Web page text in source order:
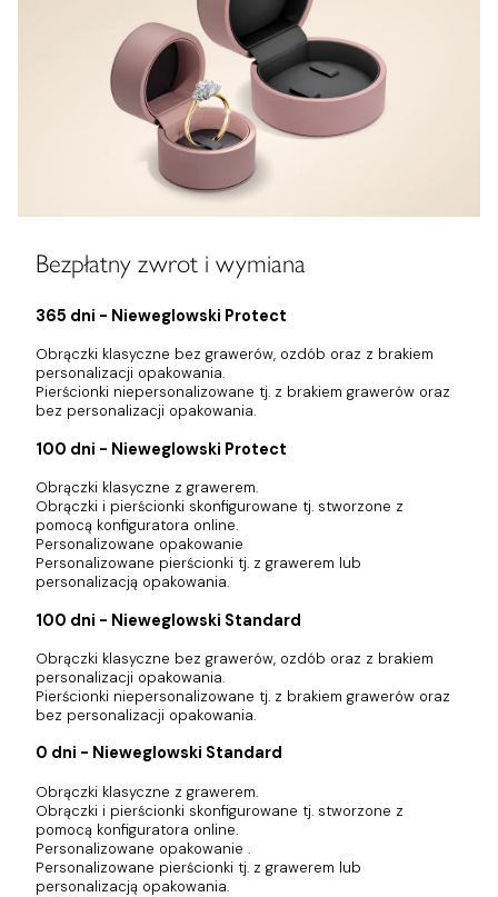
Bezpłatny zwrot i wymiana
365 dni - Nieweglowski Protect
Obrączki klasyczne bez grawerów, ozdób oraz z brakiem
personalizacji opakowania.
Pierścionki niepersonalizowane tj. z brakiem grawerów oraz
bez personalizacji opakowania.
100 dni - Nieweglowski Protect
Obrączki klasyczne z grawerem.
Obrączki i pierścionki skonfigurowane tj. stworzone z
pomocą konfiguratora online.
Personalizowane opakowanie
Personalizowane pierścionki tj. z grawerem lub
personalizacją opakowania.
100 dni - Nieweglowski Standard
Obrączki klasyczne bez grawerów, ozdób oraz z brakiem
personalizacji opakowania.
Pierścionki niepersonalizowane tj. z brakiem grawerów oraz
bez personalizacji opakowania.
0 dni - Nieweglowski Standard
Obrączki klasyczne z grawerem.
Obrączki i pierścionki skonfigurowane tj. stworzone z
pomocą konfiguratora online.
Personalizowane opakowanie .
Personalizowane pierścionki tj. z grawerem lub
personalizacją opakowania.